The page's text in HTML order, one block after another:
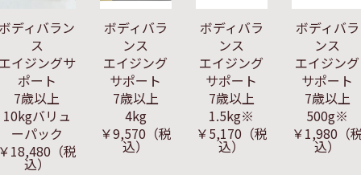
ディバラン
ス
イジングサ
ポート
7歳以上
10kgバリュ
ーパック
18,480 （税
込）
ボディバラ
ンス
エイジング
サポート
7歳以上
4kg
￥9,570 （税
込）
ボディバラ
ンス
エイジング
サポート
7歳以上
1.5kg※
￥5,170 （税
込）
ボディバラ
ンス
エイジング
サポート
7歳以上
500g※
￥1,980 （
込）